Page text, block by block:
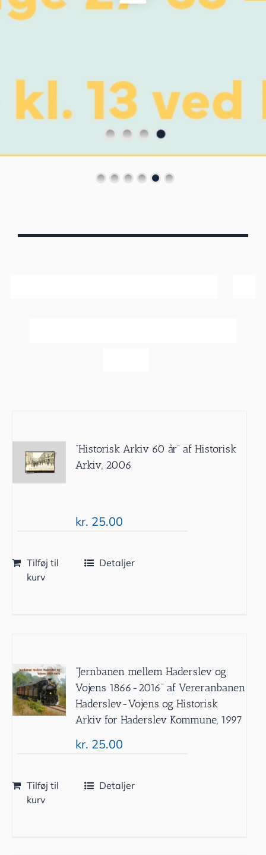
”Historisk Arkiv 60 år” af Historisk
Arkiv, 2006
kr. 25.00
Tilføj til
kurv
Detaljer
”Jernbanen mellem Haderslev og
Vojens 1866-2016” af Vereranbanen
Haderslev-Vojens og Historisk
Arkiv for Haderslev Kommune, 1997
kr. 25.00
Tilføj til
kurv
Detaljer